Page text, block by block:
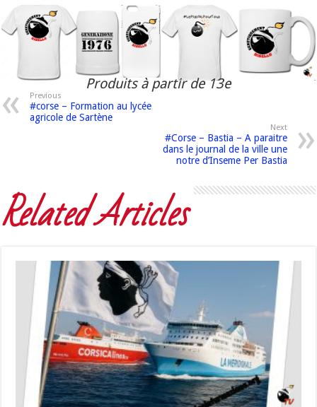
Produits à partir de 13e
Previous
#corse – Formation au lycée
agricole de Sartène
Next
#Corse – Bastia – A paraitre
dans le journal de la ville une
notre d’Inseme Per Bastia
Related Articles